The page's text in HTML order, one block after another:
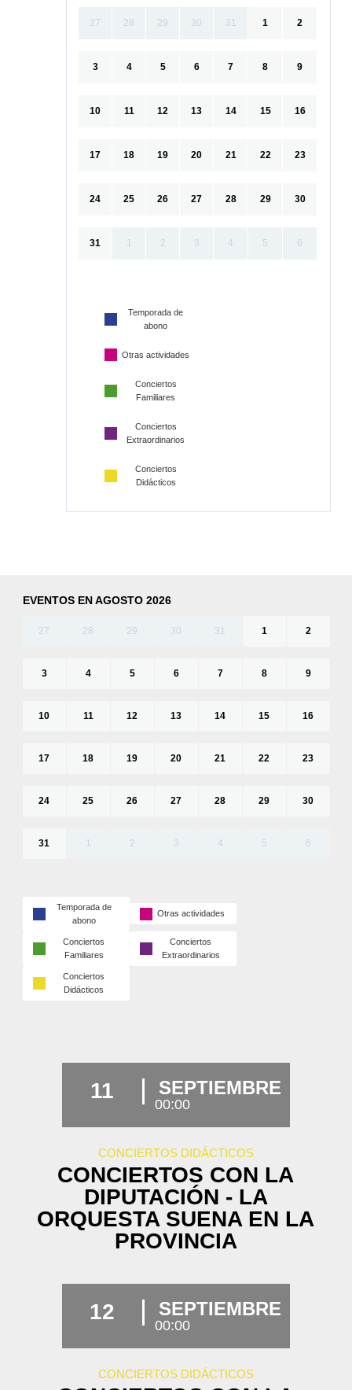
27 28 29 30 31 1 2
3 4 5 6 7 8 9
10 11 12 13 14 15 16
17 18 19 20 21 22 23
24 25 26 27 28 29 30
31 1 2 3 4 5 6
Temporada de
abono
Otras actividades
Conciertos
Familiares
Conciertos
Extraordinarios
Conciertos
Didácticos
EVENTOS EN AGOSTO 2026
27 28 29 30 31 1 2
3 4 5 6 7 8 9
10 11 12 13 14 15 16
17 18 19 20 21 22 23
24 25 26 27 28 29 30
31 1 2 3 4 5 6
Temporada de
abono
Otras actividades
Conciertos
Familiares
Conciertos
Extraordinarios
Conciertos
Didácticos
11 SEPTIEMBRE
00:00
CONCIERTOS DIDÁCTICOS
CONCIERTOS CON LA
DIPUTACIÓN - LA
ORQUESTA SUENA EN LA
PROVINCIA
12 SEPTIEMBRE
00:00
CONCIERTOS DIDÁCTICOS